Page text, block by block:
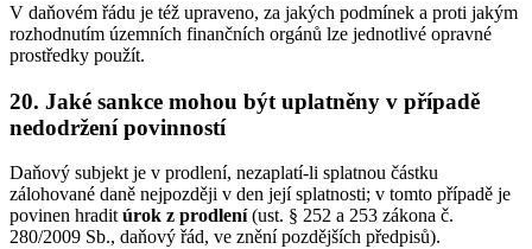
V daňovém řádu je též upraveno, za jakých podmínek a proti jakým
rozhodnutím územních finančních orgánů lze jednotlivé opravné
prostředky použít.
20. Jaké sankce mohou být uplatněny v případě
nedodržení povinností
Daňový subjekt je v prodlení, nezaplatí-li splatnou částku
zálohované daně nejpozději v den její splatnosti; v tomto případě je
povinen hradit úrok z prodlení(ust. § 252 a 253 zákona č.
280/2009 Sb., daňový řád, ve znění pozdějších předpisů).